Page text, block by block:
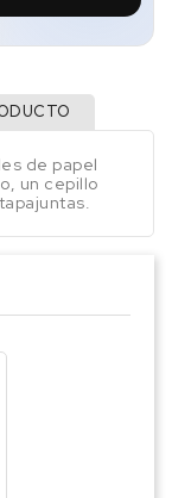
de papel
un cepillo